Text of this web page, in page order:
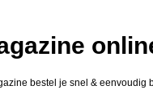
bestel je snel &